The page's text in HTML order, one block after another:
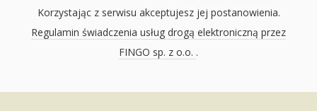
Korzystając z serwisu akceptujesz jej postanowienia.
Regulamin świadczenia usług drogą elektroniczną przez
FINGO sp. z o.o. .